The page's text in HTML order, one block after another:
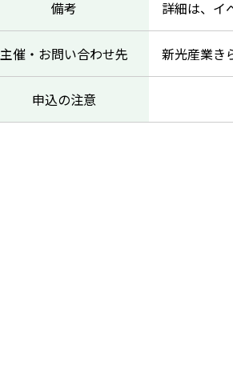
備考 詳細は、イ
主催・お問い合わせ先 新光産業き
申込の注意